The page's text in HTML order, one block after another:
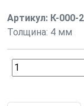
Артикул: К-000-
Толщина: 4 мм